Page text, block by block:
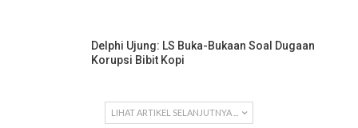
Delphi Ujung: LS Buka-Bukaan Soal Dugaan
Korupsi Bibit Kopi
LIHAT ARTIKEL SELANJUTNYA ...